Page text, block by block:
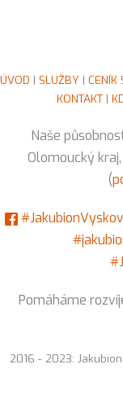
ÚVOD | SLUŽBY | CENÍK
KONTAKT|
Naše
Olomoucký
(
Pomáháme
2016 - 2023: